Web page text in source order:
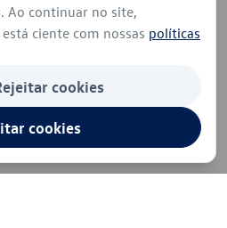
Ao continuar no site,
ciente com nossas políticas
cookies
cookies